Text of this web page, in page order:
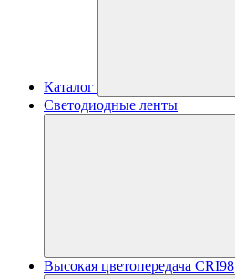
Каталог
Светодиодные ленты
Высокая цветопередача CRI98